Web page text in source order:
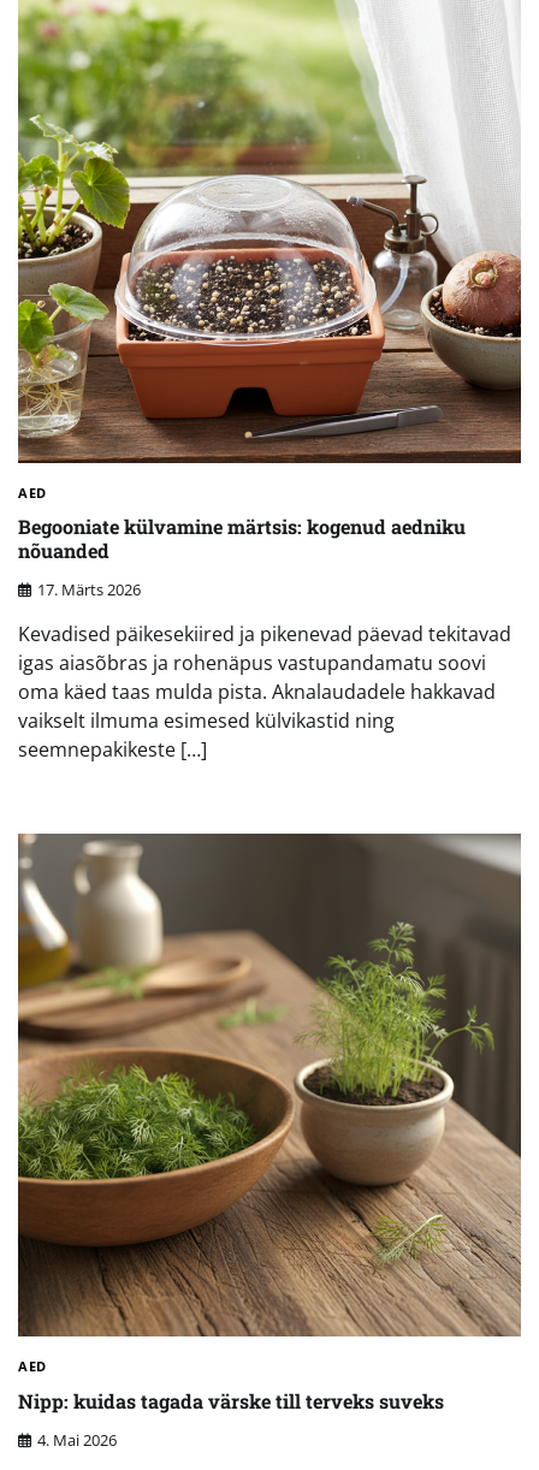
AED
Begooniate külvamine märtsis: kogenud aedniku
nõuanded
17. Märts 2026
Kevadised päikesekiired ja pikenevad päevad tekitavad
igas aiasõbras ja rohenäpus vastupandamatu soovi
oma käed taas mulda pista. Aknalaudadele hakkavad
vaikselt ilmuma esimesed külvikastid ning
seemnepakikeste […]
AED
Nipp: kuidas tagada värske till terveks suveks
4. Mai 2026